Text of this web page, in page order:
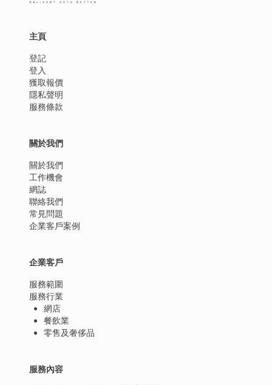
主頁
登記
登入
獲取報價
隱私聲明
服務條款
關於我們
關於我們
工作機會
網誌
聯絡我們
常見問題
企業客戶案例
企業客戶
服務範圍
服務行業
網店
餐飲業
零售及奢侈品
服務內容